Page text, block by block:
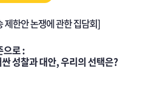
제한안 논쟁에 관한 집담회]
으로 :
성찰과 대안, 우리의 선택은?